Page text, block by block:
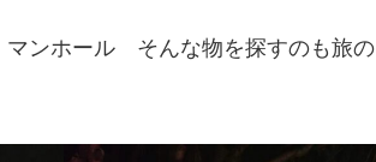
マンホール そんな物を探すのも旅の